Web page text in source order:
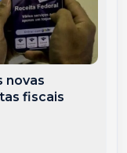
novas
fiscais